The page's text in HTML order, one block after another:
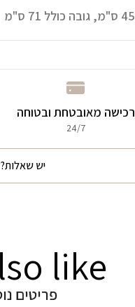
רכישה מאובטחת ובטוחה
24/7
יש
like
פריטים